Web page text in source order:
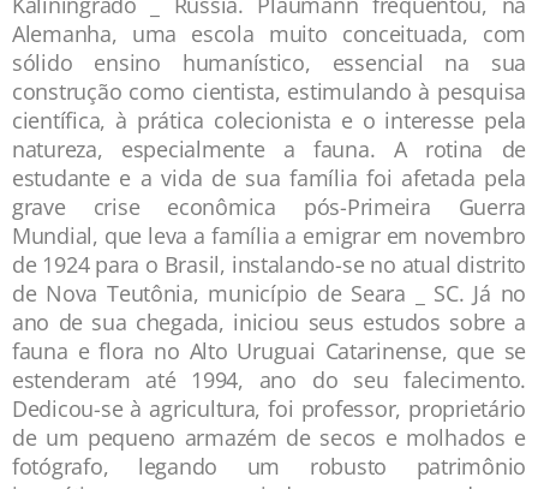
Alemanha, uma escola muito conceituada, com
sólido ensino humanístico, essencial na sua
construção como cientista, estimulando à pesquisa
científica, à prática colecionista e o interesse pela
natureza, especialmente a fauna. A rotina de
estudante e a vida de sua família foi afetada pela
grave crise econômica pós-Primeira Guerra
Mundial, que leva a família a emigrar em novembro
de 1924 para o Brasil, instalando-se no atual distrito
de Nova Teutônia, município de Seara _ SC. Já no
ano de sua chegada, iniciou seus estudos sobre a
fauna e flora no Alto Uruguai Catarinense, que se
estenderam até 1994, ano do seu falecimento.
Dedicou-se à agricultura, foi professor, proprietário
de um pequeno armazém de secos e molhados e
fotógrafo, legando um robusto patrimônio